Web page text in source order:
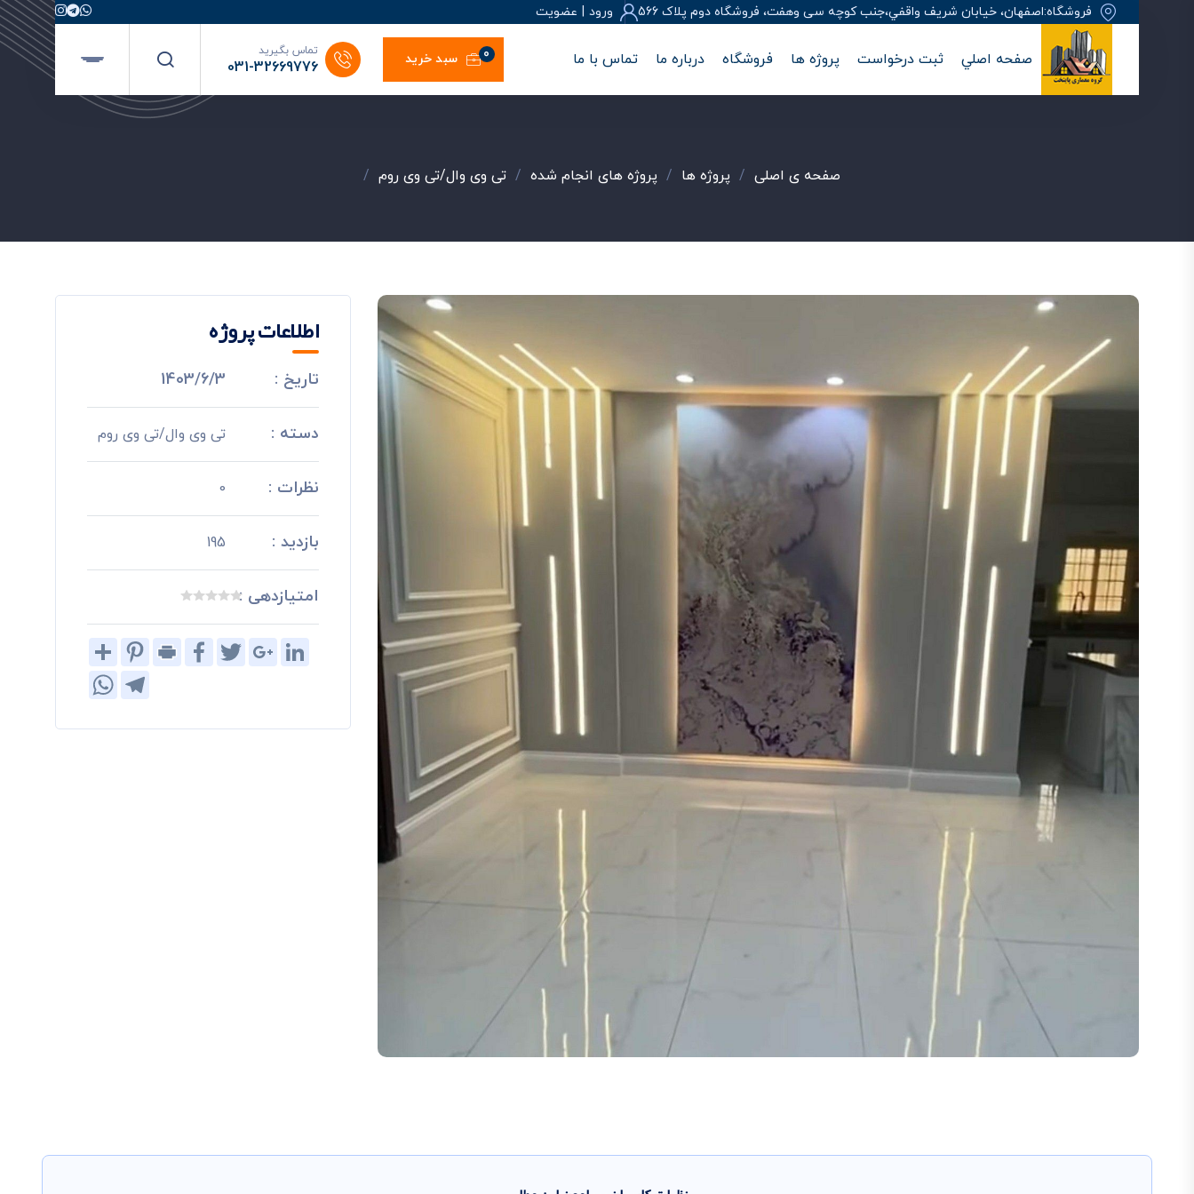
فروشگاه:اصفهان، خيابان شريف واقفي،جنب کوچه سی وهفت، فروشگاه دوم پلاک 566 ورود | عضويت
صفحه اصلي ثبت درخواست پروژه ها فروشگاه درباره ما تماس با ما سبد خرید 0 تماس بگیرید
031-32669776
صفحه ی اصلی / پروژه ها / پروژه های انجام شده /تی وی وال/تی وی روم /
اطلاعات پروژه
تاریخ : 1403/6/3
دسته : تی وی وال/تی وی روم
نظرات : 0
بازدید : 195
امتیازدهی :
Share
PinterestPrint
FacebookTwitterGoogle+LinkedIn
WhatsAppTelegram